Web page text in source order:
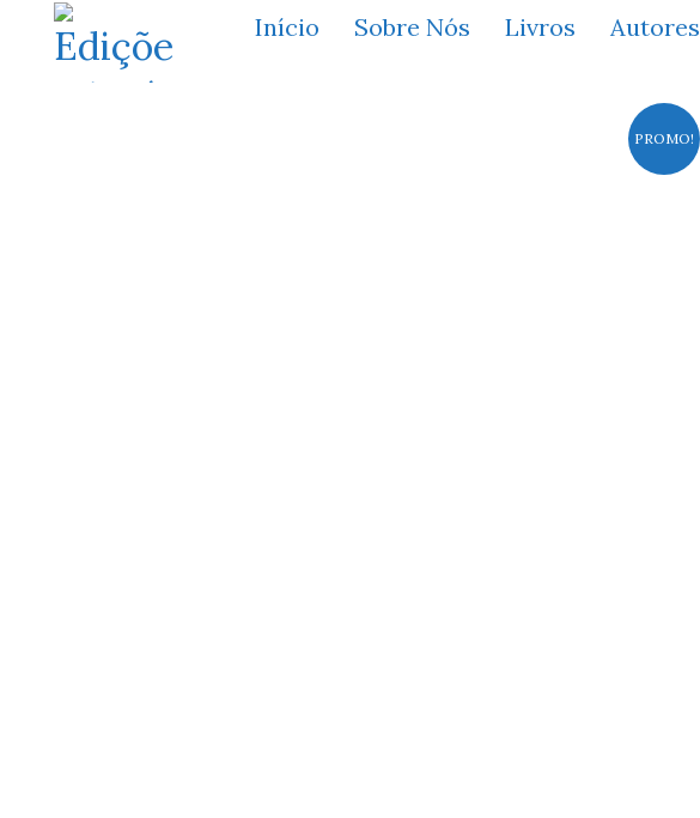
Início Sobre Nós Livros Autores
PROMO!